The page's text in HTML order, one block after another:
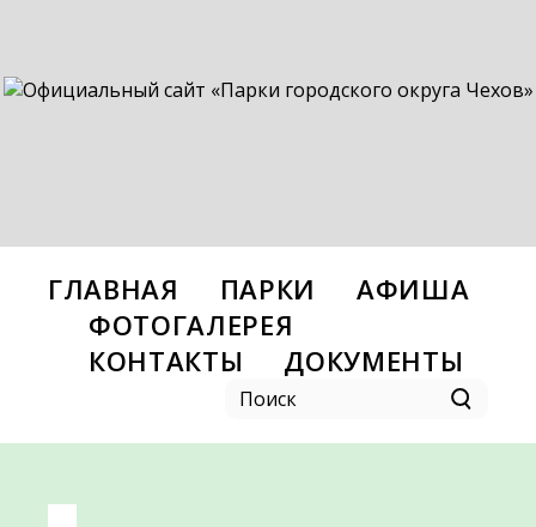
ГЛАВНАЯ ПАРКИ
АФИША
ФОТОГАЛЕРЕЯ
КОНТАКТЫ
ДОКУМЕНТЫ